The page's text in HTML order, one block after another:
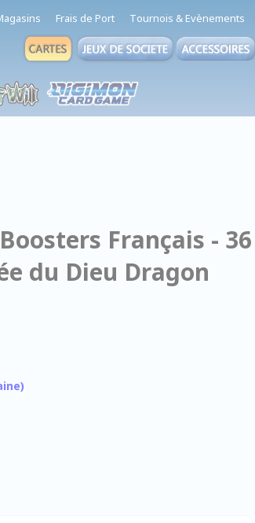
Frais de Port Tournois & Evènements
Français - 36
du Dieu Dragon